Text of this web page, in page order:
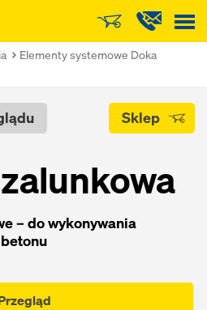
Elementy systemowe Doka
Sklep
– do wykonywania